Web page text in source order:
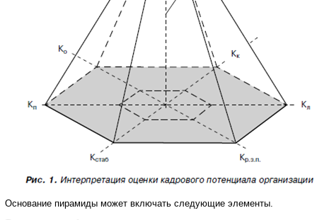
Основание пирамиды может включать следующие элементы.